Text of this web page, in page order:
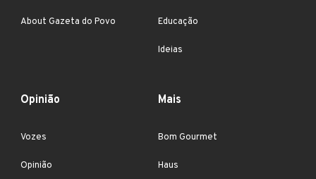
About Gazeta do Povo Educação
Ideias
Opinião
Vozes
Opinião
Mais
Bom Gourmet
Haus